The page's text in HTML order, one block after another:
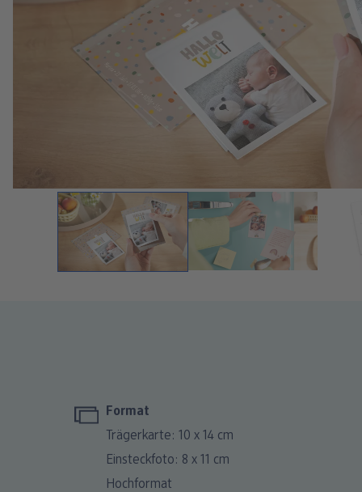
Format
Trägerkarte: 10 x 14 cm
Einsteckfoto: 8 x 11 cm
Hochformat